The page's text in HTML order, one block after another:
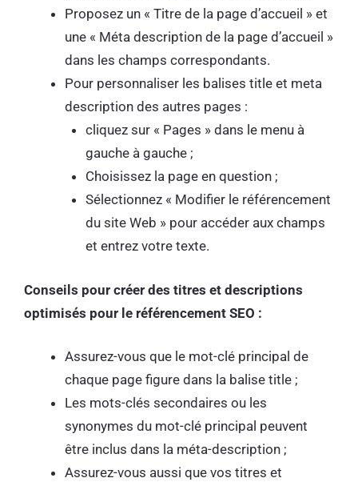
Proposez un « Titre de la page d’accueil » et
une « Méta description de la page d’accueil »
dans les champs correspondants.
Pour personnaliser les balises title et meta
description des autres pages :
cliquez sur « Pages » dans le menu à
gauche à gauche ;
Choisissez la page en question ;
Sélectionnez « Modifier le référencement
du site Web » pour accéder aux champs
et entrez votre texte.
Conseils pour créer des titres et descriptions
optimisés pour le référencement SEO :
Assurez-vous que le mot-clé principal de
chaque page figure dans la balise title ;
Les mots-clés secondaires ou les
synonymes du mot-clé principal peuvent
être inclus dans la méta-description ;
Assurez-vous aussi que vos titres et